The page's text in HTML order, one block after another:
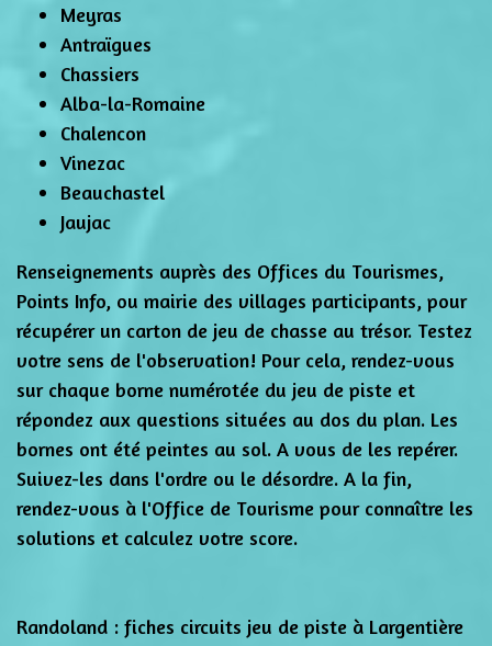
Meyras
Antraïgues
Chassiers
Alba-la-Romaine
Chalencon
Vinezac
Beauchastel
Jaujac
Renseignements auprès des Offices du Tourismes,
Points Info, ou mairie des villages participants, pour
récupérer un carton de jeu de chasse au trésor. Testez
votre sens de l'observation! Pour cela, rendez-vous
sur chaque borne numérotée du jeu de piste et
répondez aux questions situées au dos du plan. Les
bornes ont été peintes au sol. A vous de les repérer.
Suivez-les dans l'ordre ou le désordre. A la fin,
rendez-vous à l'Office de Tourisme pour connaître les
solutions et calculez votre score.
Randoland : fiches circuits jeu de piste à Largentière